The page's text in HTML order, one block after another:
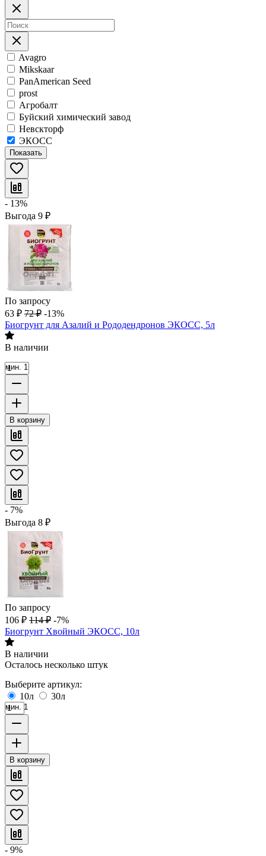
Avagro
Mikskaar
PanAmerican Seed
prost
Агробалт
Буйский химический завод
Невскторф
ЭКОСС
Показать
- 13%
Выгода 9 ₽
По запросу
63 ₽ 72 ₽ -13%
Биогрунт для Азалий и Рододендронов ЭКОСС, 5л
В наличии
мин. 1
В корзину
- 7%
Выгода 8 ₽
По запросу
106 ₽ 114 ₽ -7%
Биогрунт Хвойный ЭКОСС, 10л
В наличии
Осталось несколько штук
Выберите артикул:
10л
30л
мин. 1
В корзину
- 9%